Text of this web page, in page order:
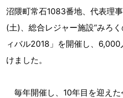
沼隈町常石1083番地、代表理
(土)、総合レジャー施設“みろ
ィバル2018」を開催し、
けました。
毎年開催し、10年目を迎え